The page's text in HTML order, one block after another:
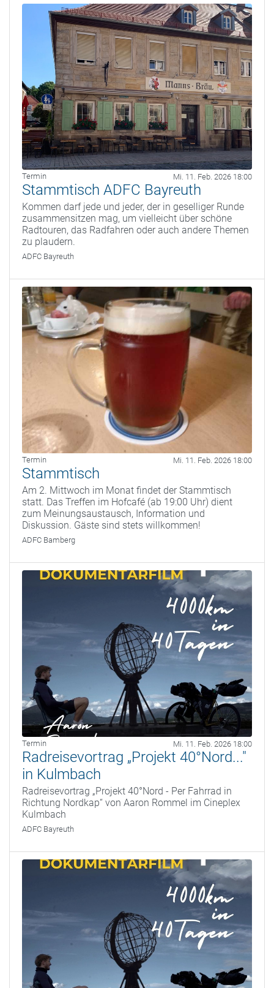
Termin Mi. 11. Feb. 2026 18:00
Stammtisch ADFC Bayreuth
Kommen darf jede und jeder, der in geselliger Runde
zusammensitzen mag, um vielleicht über schöne
Radtouren, das Radfahren oder auch andere Themen
zu plaudern.
ADFC Bayreuth
Termin Mi. 11. Feb. 2026 18:00
Stammtisch
Am 2. Mittwoch im Monat findet der Stammtisch
statt. Das Treffen im Hofcafé (ab 19:00 Uhr) dient
zum Meinungsaustausch, Information und
Diskussion. Gäste sind stets willkommen!
ADFC Bamberg
Termin Mi. 11. Feb. 2026 18:00
Radreisevortrag „Projekt 40°Nord..."
in Kulmbach
Radreisevortrag „Projekt 40°Nord - Per Fahrrad in
Richtung Nordkap“ von Aaron Rommel im Cineplex
Kulmbach
ADFC Bayreuth